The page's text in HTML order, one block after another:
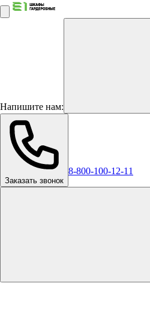
Напишите нам:
Заказать звонок
8-800-100-12-11